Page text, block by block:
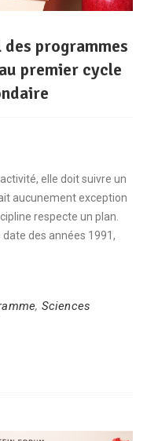
programmes
premier cycle
elle doit suivre un
aucunement exception
respecte un plan.
date des années 1991,
, Sciences